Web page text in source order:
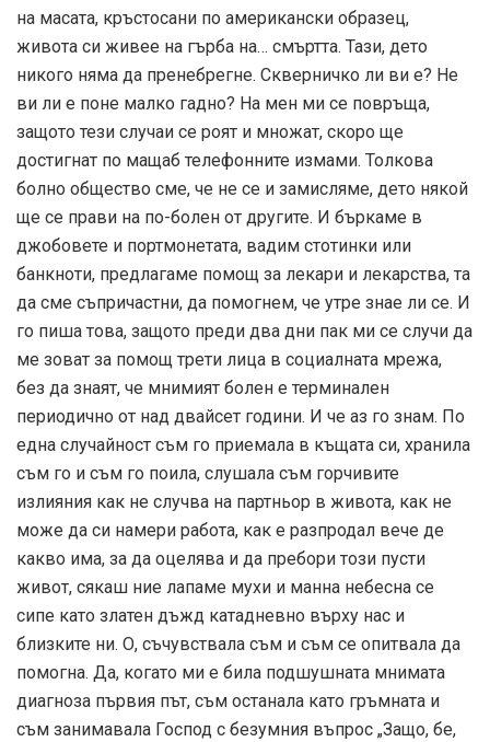
на масата, кръстосани по американски образец,
живота си живее на гърба на… смъртта. Тази, дето
никого няма да пренебрегне. Скверничко ли ви е? Не
ви ли е поне малко гадно? На мен ми се повръща,
защото тези случаи се роят и множат, скоро ще
достигнат по мащаб телефонните измами. Толкова
болно общество сме, че не се и замисляме, дето някой
ще се прави на по-болен от другите. И бъркаме в
джобовете и портмонетата, вадим стотинки или
банкноти, предлагаме помощ за лекари и лекарства, та
да сме съпричастни, да помогнем, че утре знае ли се. И
го пиша това, защото преди два дни пак ми се случи да
ме зоват за помощ трети лица в социалната мрежа,
без да знаят, че мнимият болен е терминален
периодично от над двайсет години. И че аз го знам. По
една случайност съм го приемала в къщата си, хранила
съм го и съм го поила, слушала съм горчивите
излияния как не случва на партньор в живота, как не
може да си намери работа, как е разпродал вече де
какво има, за да оцелява и да пребори този пусти
живот, сякаш ние лапаме мухи и манна небесна се
сипе като златен дъжд катадневно върху нас и
близките ни. О, съчувствала съм и съм се опитвала да
помогна. Да, когато ми е била подшушната мнимата
диагноза първия път, съм останала като гръмната и
съм занимавала Господ с безумния въпрос „Защо, бе,